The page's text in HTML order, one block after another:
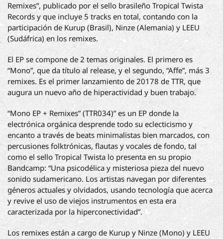
Remixes”, publicado por el sello brasileño Tropical Twista
Records y que incluye 5 tracks en total, contando con la
participación de Kurup (Brasil), Ninze (Alemania) y LEEU
(Sudáfrica) en los remixes.
El EP se compone de 2 temas originales. El primero es
“Mono”, que da título al release, y el segundo, “Affe”, más 3
remixes. Es el primer lanzamiento de 20178 de TTR, que
augura un nuevo año de hiperactividad y buen trabajo.
“Mono EP + Remixes” (TTR034)” es un EP donde la
electrónica orgánica desprende todo su eclecticismo y
encanto a través de beats minimalistas bien marcados, con
percusiones folktrónicas, flautas y vocales de fondo, tal
como el sello Tropical Twista lo presenta en su propio
Bandcamp: “Una psicodélica y misteriosa pieza del nuevo
sonido sudamericano. Los artistas navegan por diferentes
géneros actuales y olvidados, usando tecnología que acerca
y revive el uso de viejos instrumentos en esta era
caracterizada por la hiperconectividad”.
Los remixes están a cargo de Kurup y Ninze (Mono) y LEEU